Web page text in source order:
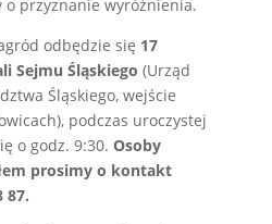
o przyznanie wyróżnienia.
odbędzie się 17
Sejmu Śląskiego (Urząd
Śląskiego, wejście
podczas uroczystej
o godz. 9:30. Osoby
prosimy o kontakt
87.